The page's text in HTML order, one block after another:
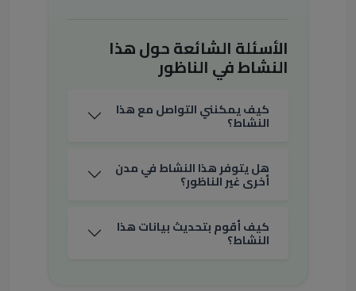
الأسئلة الشائعة حول هذا
النشاط في الناظور
كيف يمكنني التواصل مع هذا
النشاط؟
هل يتوفر هذا النشاط في مدن
أخرى غير الناظور؟
كيف أقوم بتحديث بيانات هذا
النشاط؟